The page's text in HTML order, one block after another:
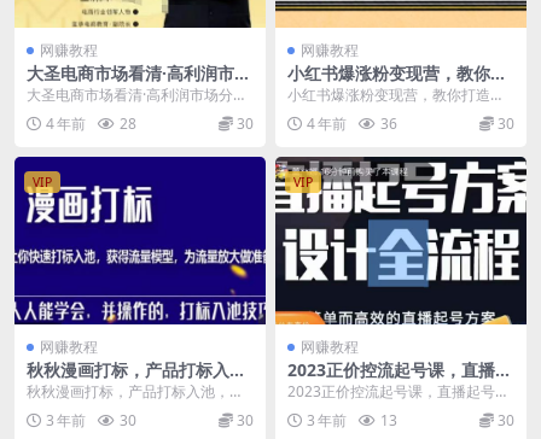
网赚教程
大圣电商市场看清·高利润市场
分析系统-10+7找到电商盈利
机会
大圣电商市场看清·高利润市场分析
系统-10+7找到电商盈利机会 课程
大纲： 10...
4 年前 28 30
网赚教程
小红书爆涨粉变现营，教你打
造爆款笔记，年涨粉20w+月
入20w
小红书爆涨粉变现营，教你打造爆
款笔记，年涨粉20w+月入20w 课程
目录 1.先...
4 年前 36 30
VIP
网赚教程
秋秋漫画打标，产品打标入
池，建立流量模型，为快速放
秋秋漫画打标，产品打标入池，建
立流量模型，为快速放大流量做准
备 本课程无冒泡网赚...
3 年前 30 30
VIP
网赚教程
2023正价控流起号课，直播起
号方案设计全流程，简单而高
2023正价控流起号课，直播起号方
案设计全流程，简单而高效的直播
起号方案 账号轻...
3 年前 13 30